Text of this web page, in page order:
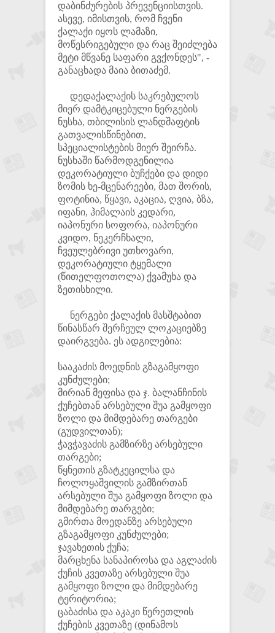
დაბინძურების პრევენციისთვის.
ასევე, იმისთვის, რომ ჩვენი
ქალაქი იყოს ლამაზი,
მოწესრიგებული და რაც შეიძლება
მეტი მწვანე საფარი გვქონდეს", -
განაცხადა მაია ბითაძემ.
დედაქალაქის საკრებულოს
მიერ დამტკიცებული ნერგების
ნუსხა, თბილისის ლანდშაფტის
გათვალისწინებით,
სპეციალისტების მიერ შეირჩა.
ნუსხაში წარმოდგენილია
დეკორატიული ბუჩქები და დიდი
ზომის ხე-მცენარეები, მათ შორის,
ფოტინია, წყავი, აკაცია, ღვია, ბზა,
იფანი, ჰიმალაის კედარი,
იაპონური სოფორა, იაპონური
კვიდო, ნეკერჩხალი,
ჩვეულებრივი უთხოვარი,
დეკორატიული ტყემალი
(წითელფოთოლა) ქვამუხა და
ზეთისხილი.
ნერგები ქალაქის მასშტაბით
წინასწარ შერჩეულ ლოკაციებზე
დაირგვება. ეს ადგილებია:
სააკაძის მოედნის გზაგამყოფი
კუნძულები;
მირიან მეფისა და ჯ. ბალანჩინის
ქუჩებთან არსებული შუა გამყოფი
ზოლი და მიმდებარე თარგები
(გუდვილთან);
ჭავჭავაძის გამზირზე არსებული
თარგები;
წყნეთის გზატკეცილსა და
ჩოლოყაშვილის გამზირთან
არსებული შუა გამყოფი ზოლი და
მიმდებარე თარგები;
გმირთა მოედანზე არსებული
გზაგამყოფი კუნძულები;
ჯავახეთის ქუჩა;
მარცხენა სანაპიროსა და აგლაძის
ქუჩის კვეთაზე არსებული შუა
გამყოფი ზოლი და მიმდებარე
ტერიტორია;
ცაბაძისა და აკაკი წერეთლის
ქუჩების კვეთაზე (დინამოს